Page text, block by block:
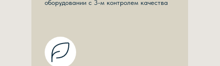
оборудовании с 3-м контролем качества